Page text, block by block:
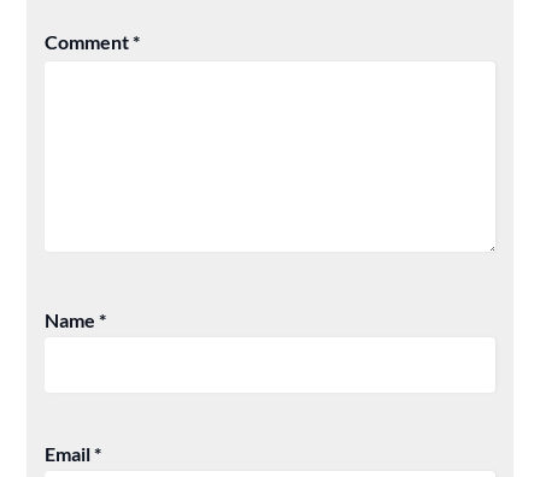
Comment*
Name*
Email*